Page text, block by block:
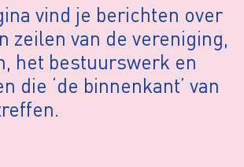
vind je berichten over
zeilen van de vereniging,
het bestuurswerk en
die ‘de binnenkant’ van